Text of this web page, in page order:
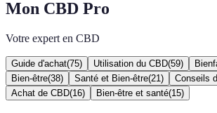
Mon CBD Pro
Votre expert en CBD
Guide d'achat(75) Utilisation du CBD(59)
Bien-être(38) Santé et Bien-être(21 ) Conseils
Achat de CBD(16) Bien-être et santé(15)